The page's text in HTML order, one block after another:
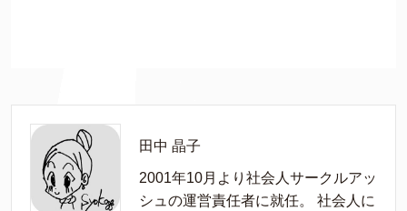
田中 晶子
2001年10月より社会人サークルアッ
シュの運営責任者に就任。 社会人に